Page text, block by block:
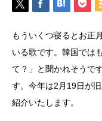
もういくつ寝るとお正
いる歌です。韓国では
て？」と聞かれそうで
す。今年は2月19日が
紹介いたします。